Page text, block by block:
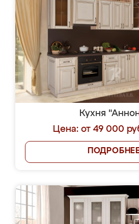
Кухня
Цена: от 49 000